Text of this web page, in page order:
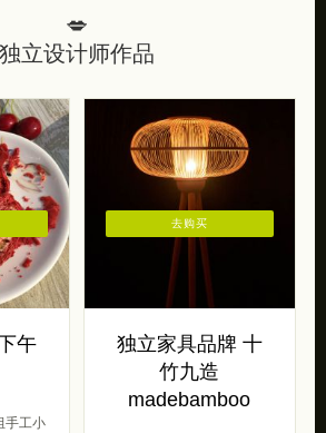
💋
独立设计师作品
午
手工小
独立家具品牌 十
竹九造
madebamboo
去购买